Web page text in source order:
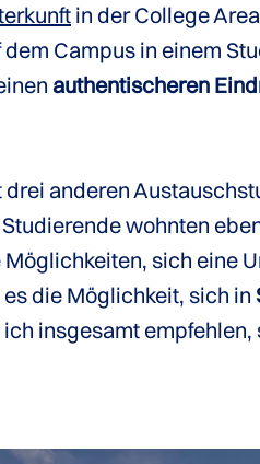
in der College
Campus in einem
authentischeren
anderen
wohnten
sich eine
die Möglichkeit, sich in
insgesamt